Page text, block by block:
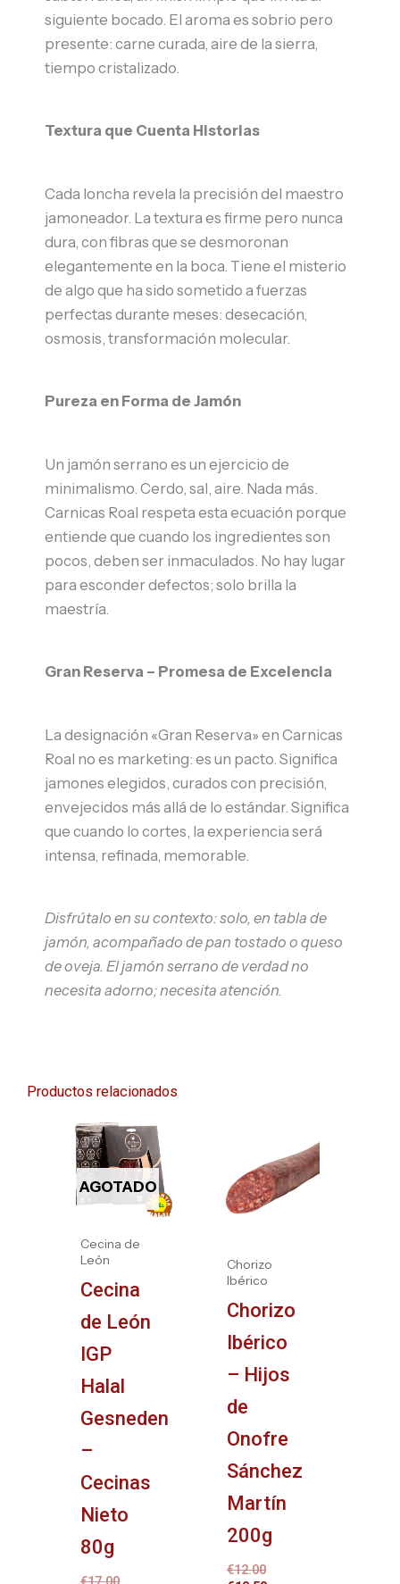
siguiente bocado. El aroma es sobrio pero
presente: carne curada, aire de la sierra,
tiempo cristalizado.
Textura que Cuenta Historias
Cada loncha revela la precisión del maestro
jamoneador. La textura es firme pero nunca
dura, con fibras que se desmoronan
elegantemente en la boca. Tiene el misterio
de algo que ha sido sometido a fuerzas
perfectas durante meses: desecación,
osmosis, transformación molecular.
Pureza en Forma de Jamón
Un jamón serrano es un ejercicio de
minimalismo. Cerdo, sal, aire. Nada más.
Carnicas Roal respeta esta ecuación porque
entiende que cuando los ingredientes son
pocos, deben ser inmaculados. No hay lugar
para esconder defectos; solo brilla la
maestría.
Gran Reserva – Promesa de Excelencia
La designación «Gran Reserva» en Carnicas
Roal no es marketing: es un pacto. Significa
jamones elegidos, curados con precisión,
envejecidos más allá de lo estándar. Significa
que cuando lo cortes, la experiencia será
intensa, refinada, memorable.
Disfrútalo en su contexto: solo, en tabla de
jamón, acompañado de pan tostado o queso
de oveja. El jamón serrano de verdad no
necesita adorno; necesita atención.
Productos relacionados
AGOTADO
Cecina de
León
Cecina
de León
IGP
Halal
Gesneden
–
Cecinas
Nieto
80g
El
precio
original
era:
€17.00.
precio
actual
es:
€15.00.
Chorizo
Ibérico
Chorizo
Ibérico
– Hijos
de
Onofre
Sánchez
Martín
200g
€12.00
original
era:
€12.00.
actual
es:
€10.50.